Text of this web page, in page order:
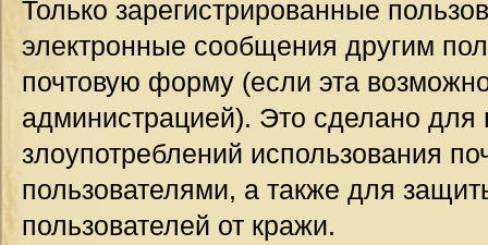
Только зарегистрированные
электронные сообщения другим
почтовую форму (если эта
администрацией). Это сделано для
злоупотреблений использования
пользователями, а также для
пользователей от кражи.